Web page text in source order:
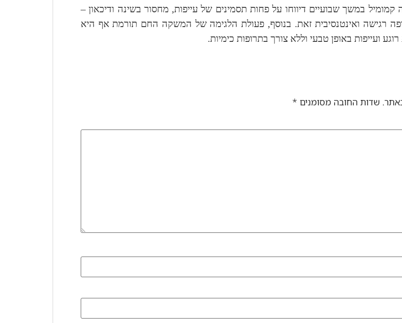
במשך שבועיים דיווחו על פחות תסמינים של עייפות, מחסור בשינה ודיכאון –
רגישה ואינטנסיבית זאת. בנוסף, פעולת הלגימה של המשקה החם תורמת אף היא
ועייפות באופן טבעי וללא צורך בתרופות כימיות.
שדות החובה מסומנים *